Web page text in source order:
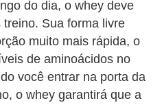
do dia, o whey deve
Sua forma livre
muito mais rápida, o
de aminoácidos no
você entrar na porta da
o whey garantirá que a